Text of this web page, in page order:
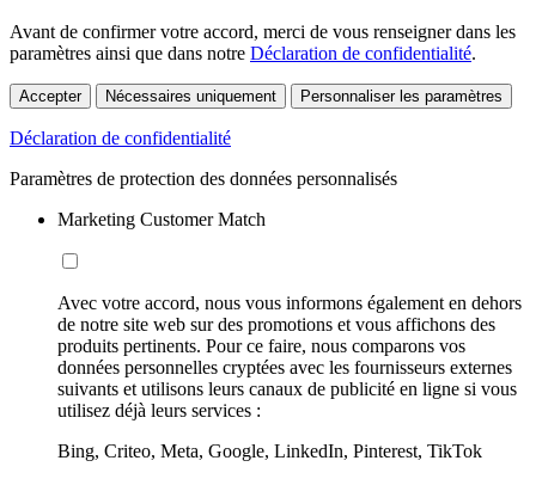
Avant de confirmer votre accord, merci de vous renseigner dans les
paramètres ainsi que dans notre Déclaration de confidentialité.
Accepter Nécessaires uniquement Personnaliser les paramètres
Déclaration de confidentialité
Paramètres de protection des données personnalisés
Marketing Customer Match
Avec votre accord, nous vous informons également en dehors
de notre site web sur des promotions et vous affichons des
produits pertinents. Pour ce faire, nous comparons vos
données personnelles cryptées avec les fournisseurs externes
suivants et utilisons leurs canaux de publicité en ligne si vous
utilisez déjà leurs services :
Bing, Criteo, Meta, Google, LinkedIn, Pinterest, TikTok